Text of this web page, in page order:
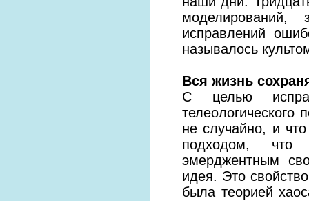
моделирований,
исправлений
называлось
Вся жизнь
С целью
не случайно, и
подходом, что
эмерджентным
идея. Это
была теорией